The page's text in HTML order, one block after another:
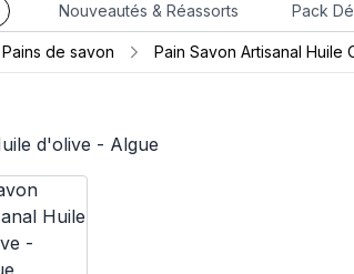
Nouveautés & Réassorts Pack
Pains de savon Pain Savon Artisanal Huile